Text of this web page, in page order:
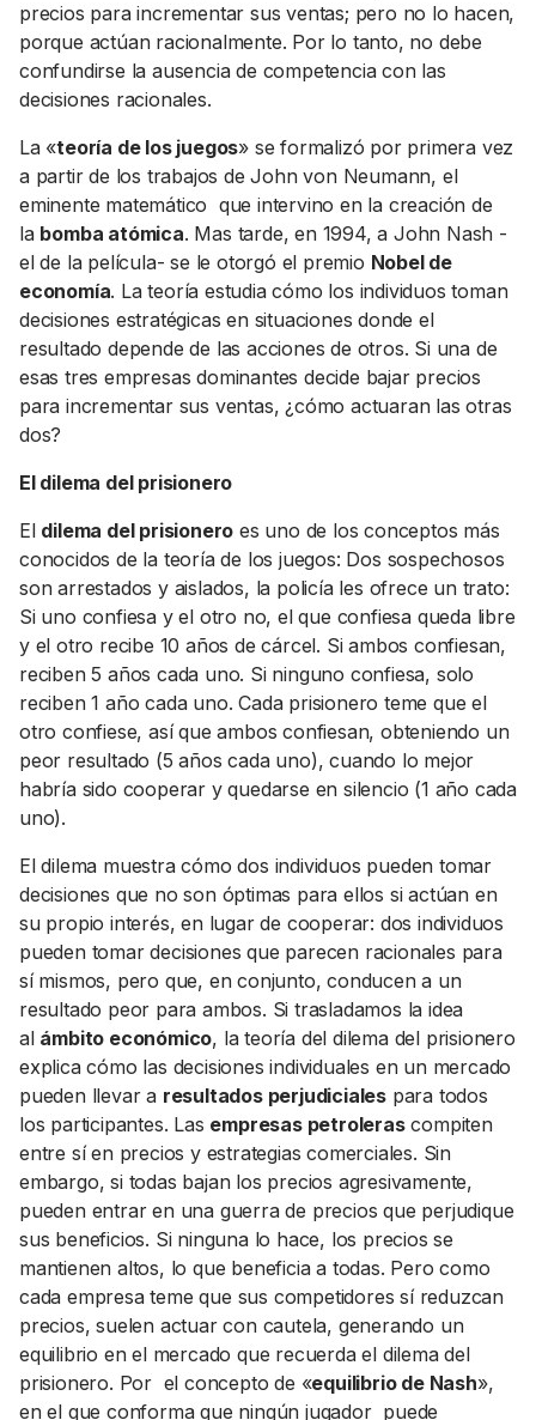
precios para incrementar sus ventas; pero no lo hacen,
porque actúan racionalmente. Por lo tanto, no debe
confundirse la ausencia de competencia con las
decisiones racionales.
La «teoría de los juegos» se formalizó por primera vez
a partir de los trabajos de John von Neumann, el
eminente matemático que intervino en la creación de
la bomba atómica. Mas tarde, en 1994, a John Nash -
el de la película- se le otorgó el premio Nobel de
economía. La teoría estudia cómo los individuos toman
decisiones estratégicas en situaciones donde el
resultado depende de las acciones de otros. Si una de
esas tres empresas dominantes decide bajar precios
para incrementar sus ventas, ¿cómo actuaran las otras
dos?
El dilema del prisionero
El dilema del prisionero es uno de los conceptos más
conocidos de la teoría de los juegos: Dos sospechosos
son arrestados y aislados, la policía les ofrece un trato:
Si uno confiesa y el otro no, el que confiesa queda libre
y el otro recibe 10 años de cárcel. Si ambos confiesan,
reciben 5 años cada uno. Si ninguno confiesa, solo
reciben 1 año cada uno. Cada prisionero teme que el
otro confiese, así que ambos confiesan, obteniendo un
peor resultado (5 años cada uno), cuando lo mejor
habría sido cooperar y quedarse en silencio (1 año cada
uno).
El dilema muestra cómo dos individuos pueden tomar
decisiones que no son óptimas para ellos si actúan en
su propio interés, en lugar de cooperar: dos individuos
pueden tomar decisiones que parecen racionales para
sí mismos, pero que, en conjunto, conducen a un
resultado peor para ambos. Si trasladamos la idea
al ámbito económico, la teoría del dilema del prisionero
explica cómo las decisiones individuales en un mercado
pueden llevar a resultados perjudiciales para todos
los participantes. Las empresas petrolerascompiten
entre sí en precios y estrategias comerciales. Sin
embargo, si todas bajan los precios agresivamente,
pueden entrar en una guerra de precios que perjudique
sus beneficios. Si ninguna lo hace, los precios se
mantienen altos, lo que beneficia a todas. Pero como
cada empresa teme que sus competidores sí reduzcan
precios, suelen actuar con cautela, generando un
equilibrio en el mercado que recuerda el dilema del
prisionero. Por el concepto de «equilibrio de Nash»,
en el que conforma que ningún jugador puede